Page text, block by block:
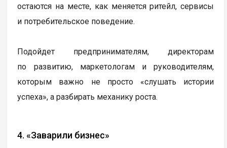
остаются на месте, как меняется ритейл, сервисы
и потребительское поведение.
Подойдет предпринимателям, директорам
по развитию, маркетологам и руководителям,
которым важно не просто «слушать истории
успеха», а разбирать механику роста.
4. «Заварили бизнес»